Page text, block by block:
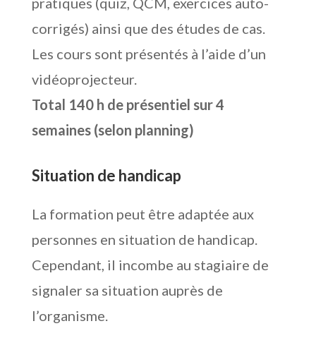
corrigés) ainsi que des études de cas.
Les cours sont présentés à l’aide d’un
vidéoprojecteur.
Total 140 h de présentiel sur 4
semaines (selon planning)
Situation de handicap
La formation peut être adaptée aux
personnes en situation de handicap.
Cependant, il incombe au stagiaire de
signaler sa situation auprès de
l’organisme.